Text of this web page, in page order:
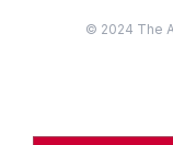
© 2024 The